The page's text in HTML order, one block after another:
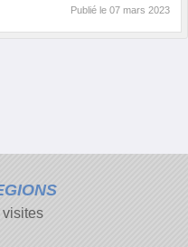
Publié le 07 mars 2023
visites